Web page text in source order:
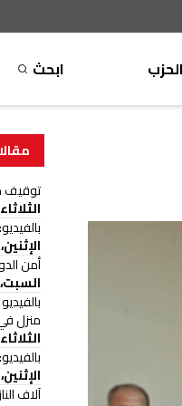
الحزب ابحث
توقيف
الثلاثاء، 25 تشرين الثاني
الإثنين، 17 شباط 2025
أمن
السبت، 11 كانون الثاني 2025
منزل
الثلاثاء، 10 كانون الأول
الإثنين، 11 تشرين الثاني 2024
آلاف